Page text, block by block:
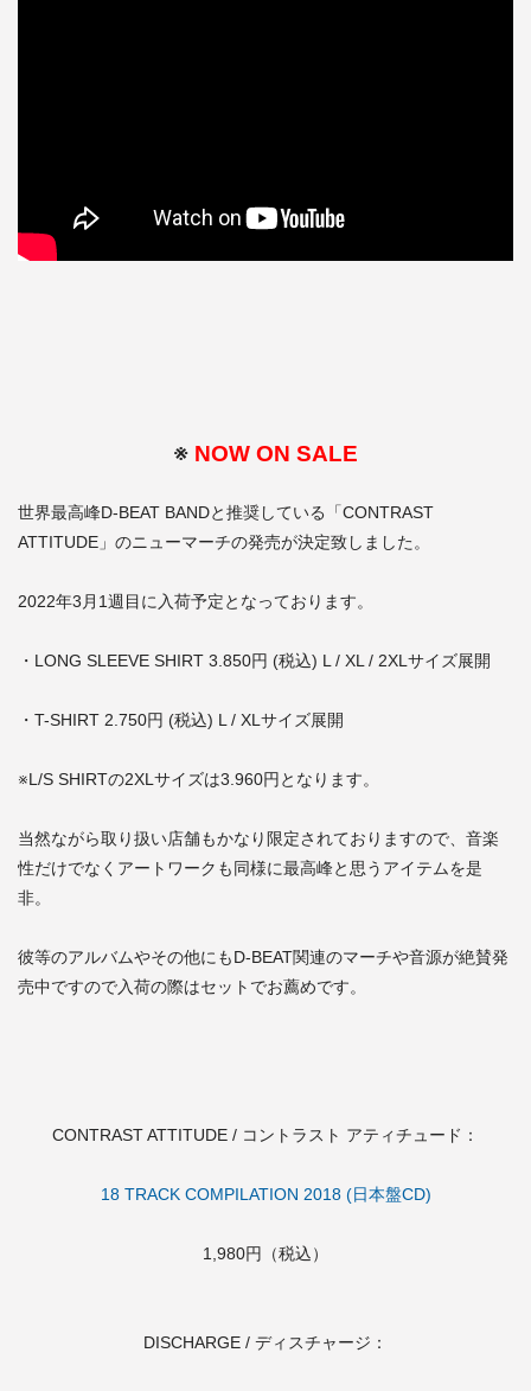
※ NOW ON SALE
世界最高峰D-BEAT BANDと推奨している「CONTRAST
ATTITUDE」のニューマーチの発売が決定致しました。
2022年3月1週目に入荷予定となっております。
・LONG SLEEVE SHIRT 3.850円 (税込) L / XL / 2XLサイズ展開
・T-SHIRT 2.750円 (税込) L / XLサイズ展開
※L/S SHIRTの2XLサイズは3.960円となります。
当然ながら取り扱い店舗もかなり限定されておりますので、音楽
性だけでなくアートワークも同様に最高峰と思うアイテムを是
非。
彼等のアルバムやその他にもD-BEAT関連のマーチや音源が絶賛発
売中ですので入荷の際はセットでお薦めです。
CONTRAST ATTITUDE / コントラスト アティチュード：
18 TRACK COMPILATION 2018 (日本盤CD)
1,980円（税込）
DISCHARGE / ディスチャージ：